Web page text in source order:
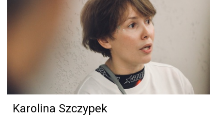
Karolina Szczypek